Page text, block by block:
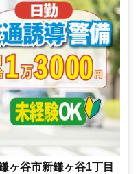
ヶ谷市新鎌ヶ谷1丁目